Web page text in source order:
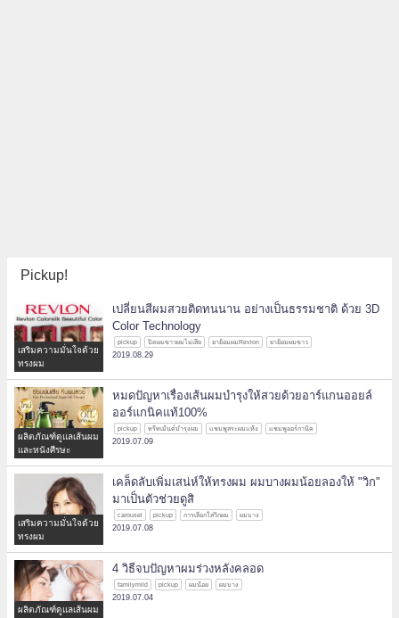
Pickup!
เสริมความมั่นใจด้วย
ทรงผม
เปลี่ยนสีผมสวยติดทนนาน อย่างเป็นธรรมชาติ ด้วย 3D
Color Technology
pickup ปิดผมขาวผมไม่เสีย ยาย้อมผมRevlon ยาย้อมผมขาว
2019.08.29
ผลิตภัณฑ์ดูแลเส้นผม
และหนังศีรษะ
หมดปัญหาเรื่องเส้นผมบำรุงให้สวยด้วยอาร์แกนออยล์
ออร์แกนิคแท้100%
pickup ทรีทเม้นต์บำรุงผม แชมพูสระผมแห้ง แชมพูออร์กานิค
2019.07.09
เสริมความมั่นใจด้วย
ทรงผม
เคล็ดลับเพิ่มเสน่ห์ให้ทรงผม ผมบางผมน้อยลองให้ "วิก"
มาเป็นตัวช่วยดูสิ
carousel pickup การเลือกใส่วิกผม ผมบาง
2019.07.08
ผลิตภัณฑ์ดูแลเส้นผม
4 วิธีจบปัญหาผมร่วงหลังคลอด
familymild pickup ผมน้อย ผมบาง
2019.07.04